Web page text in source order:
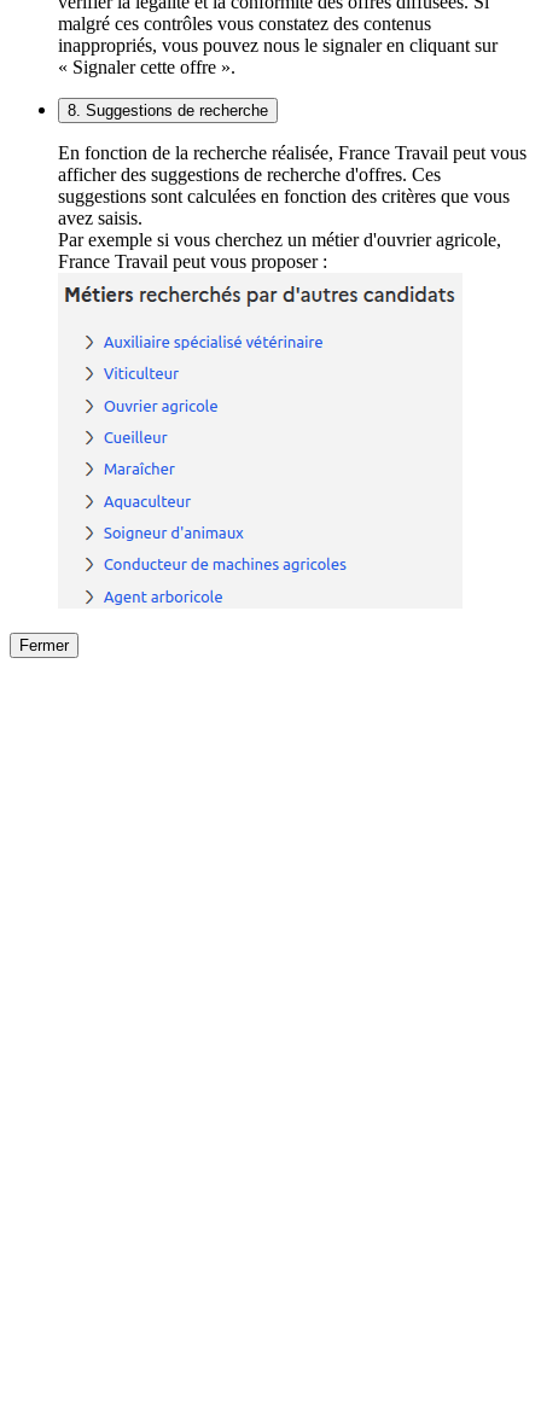
malgré ces contrôles vous constatez des contenus
inappropriés, vous pouvez nous le signaler en cliquant sur
« Signaler cette offre ».
8. Suggestions de recherche
En fonction de la recherche réalisée, France Travail peut vous
afficher des suggestions de recherche d'offres. Ces
suggestions sont calculées en fonction des critères que vous
avez saisis.
Par exemple si vous cherchez un métier d'ouvrier agricole,
France Travail peut vous proposer :
Fermer